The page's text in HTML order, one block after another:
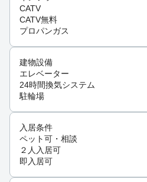
CATV
CATV無料
プロパンガス
建物設備
エレベーター
24時間換気システム
駐輪場
入居条件
ペット可・相談
２人入居可
即入居可